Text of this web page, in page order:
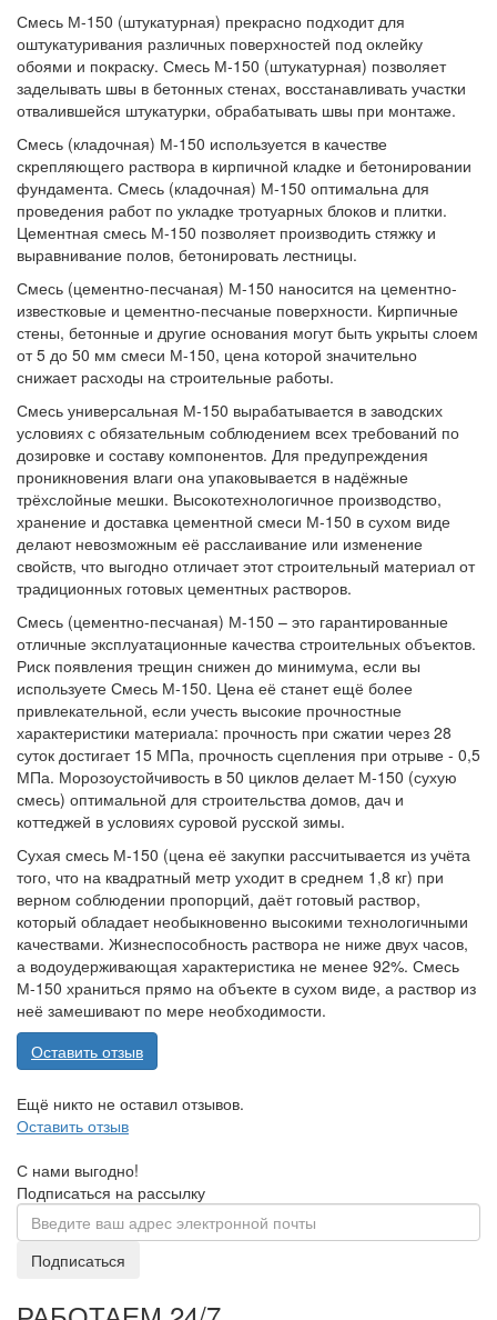
Смесь М-150 (штукатурная) прекрасно подходит для
оштукатуривания различных поверхностей под оклейку
обоями и покраску. Смесь М-150 (штукатурная) позволяет
заделывать швы в бетонных стенах, восстанавливать участки
отвалившейся штукатурки, обрабатывать швы при монтаже.
Смесь (кладочная) М-150 используется в качестве
скрепляющего раствора в кирпичной кладке и бетонировании
фундамента. Смесь (кладочная) М-150 оптимальна для
проведения работ по укладке тротуарных блоков и плитки.
Цементная смесь М-150 позволяет производить стяжку и
выравнивание полов, бетонировать лестницы.
Смесь (цементно-песчаная) М-150 наносится на цементно-
известковые и цементно-песчаные поверхности. Кирпичные
стены, бетонные и другие основания могут быть укрыты слоем
от 5 до 50 мм смеси М-150, цена которой значительно
снижает расходы на строительные работы.
Смесь универсальная М-150 вырабатывается в заводских
условиях с обязательным соблюдением всех требований по
дозировке и составу компонентов. Для предупреждения
проникновения влаги она упаковывается в надёжные
трёхслойные мешки. Высокотехнологичное производство,
хранение и доставка цементной смеси М-150 в сухом виде
делают невозможным её расслаивание или изменение
свойств, что выгодно отличает этот строительный материал от
традиционных готовых цементных растворов.
Смесь (цементно-песчаная) М-150 – это гарантированные
отличные эксплуатационные качества строительных объектов.
Риск появления трещин снижен до минимума, если вы
используете Смесь М-150. Цена её станет ещё более
привлекательной, если учесть высокие прочностные
характеристики материала: прочность при сжатии через 28
суток достигает 15 МПа, прочность сцепления при отрыве - 0,5
МПа. Морозоустойчивость в 50 циклов делает М-150 (сухую
смесь) оптимальной для строительства домов, дач и
коттеджей в условиях суровой русской зимы.
Сухая смесь М-150 (цена её закупки рассчитывается из учёта
того, что на квадратный метр уходит в среднем 1,8 кг) при
верном соблюдении пропорций, даёт готовый раствор,
который обладает необыкновенно высокими технологичными
качествами. Жизнеспособность раствора не ниже двух часов,
а водоудерживающая характеристика не менее 92%. Смесь
М-150 храниться прямо на объекте в сухом виде, а раствор из
неё замешивают по мере необходимости.
Оставить отзыв
Ещё никто не оставил отзывов.
Оставить отзыв
С нами выгодно!
Подписаться на рассылку
Подписаться